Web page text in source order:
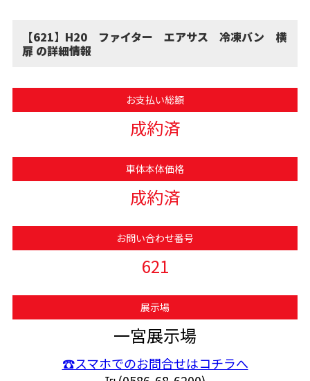
【621】H20 ファイター エアサス 冷凍バン 横
扉 の詳細情報
お支払い総額
成約済
車体本体価格
成約済
お問い合わせ番号
621
展示場
一宮展示場
☎スマホでのお問合せはコチラへ